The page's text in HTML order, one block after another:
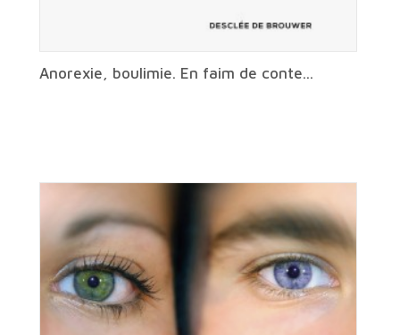
Anorexie, boulimie. En faim de conte...